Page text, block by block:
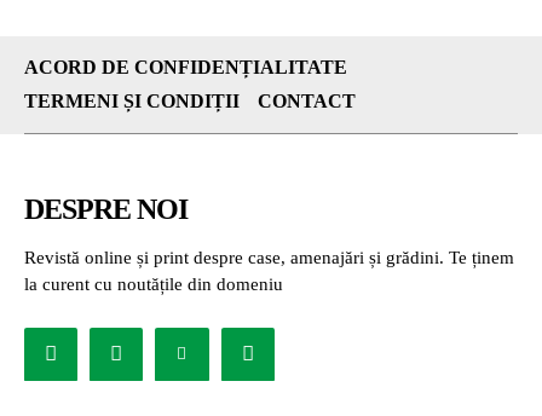
ACORD DE CONFIDENȚIALITATE
TERMENI ȘI CONDIȚII
CONTACT
DESPRE NOI
Revistă online și print despre case, amenajări și grădini. Te ținem
la curent cu noutățile din domeniu